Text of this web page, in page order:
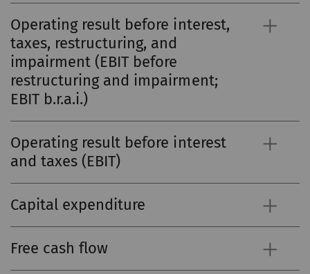
Operating result before interest,
taxes, restructuring, and
impairment (EBIT before
restructuring and impairment;
EBIT b.r.a.i.)
Operating result before interest
and taxes (EBIT)
Capital expenditure
Free cash flow